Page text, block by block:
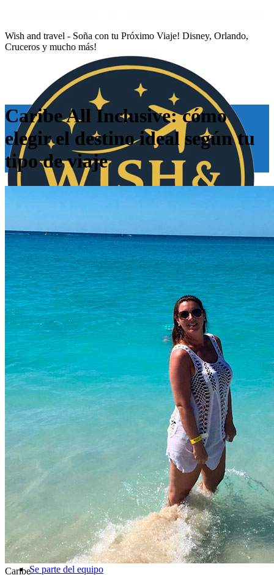
Wish and travel - Soña con tu Próximo Viaje! Disney, Orlando,
Cruceros y mucho más!
Soña con tu Próximo Viaje! Disney,
Orlando, Cruceros y mucho más!
Destinos Mágicos
Walt Disney World
Parques Disney
Hoteles Disney
Universal Orlando
Tickets Universal
SeaWorld y otros parques de Orlando
Otras experiencias USA
Internacionales
Cruceros
Servicios
Sobre Nosotras
Blog
Cotiza tu viaje
Se parte del equipo
Caribe All Inclusive: cómo
elegir el destino ideal según tu
tipo de viaje
Categories
Caribe